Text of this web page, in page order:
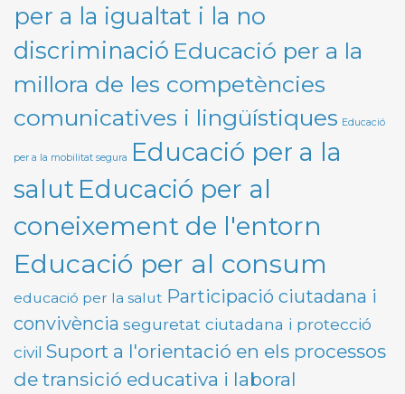
per a la igualtat i la no
discriminació Educació per a la
millora de les competències
comunicatives i lingüístiques Educació
per a la mobilitat segura
Educació per a la
salut Educació per al
coneixement de l'entorn
Educació per al consum
educació per la salut Participació ciutadana i
convivència seguretat ciutadana i protecció
civil Suport a l'orientació en els processos
de transició educativa i laboral